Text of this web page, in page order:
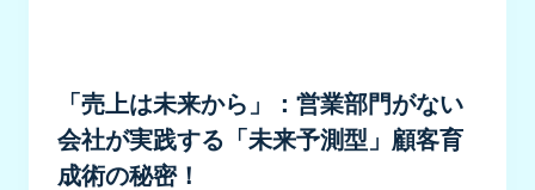
「売上は未来から」：営業部門がない
会社が実践する「未来予測型」顧客育
成術の秘密！